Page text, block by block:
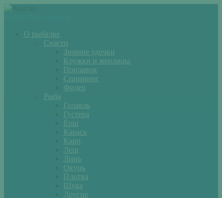
О рыбалке
Снасти
Зимние удочки
Кружки и жерлицы
Поплавок
Спиннинг
Фидер
Рыба
Голавль
Густера
Ёрш
Карась
Карп
Лещ
Линь
Окунь
Плотва
Щука
Другие